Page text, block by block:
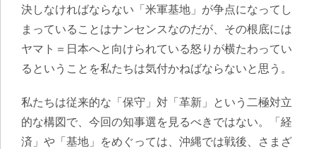
決しなければならない「米軍基地」が争点になってし
まっていることはナンセンスなのだが、その根底には
ヤマト＝日本へと向けられている怒りが横たわってい
るということを私たちは気付かねばならないと思う。
私たちは従来的な「保守」対「革新」という二極対立
的な構図で、今回の知事選を見るべきではない。「経
済」や「基地」をめぐっては、沖縄では戦後、さまざ